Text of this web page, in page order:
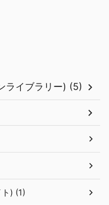
ライブラリー) (5)
) (1)